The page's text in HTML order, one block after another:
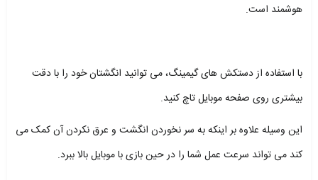
هوشمند است.
با استفاده از دستکش های گیمینگ، می توانید انگشتان خود را با دقت
بیشتری روی صفحه موبایل تاچ کنید.
این وسیله علاوه بر اینکه به سر نخوردن انگشت و عرق نکردن آن کمک می
کند می تواند سرعت عمل شما را در حین بازی با موبایل بالا ببرد.